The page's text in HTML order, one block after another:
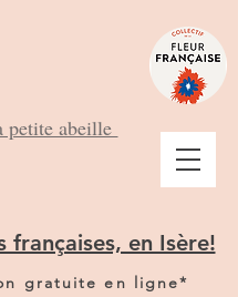
petite abeille
françaises, en Isère!
gratuite en ligne*